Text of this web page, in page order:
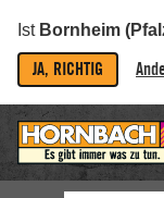
Ist Bornheim
JA, RICHTIG